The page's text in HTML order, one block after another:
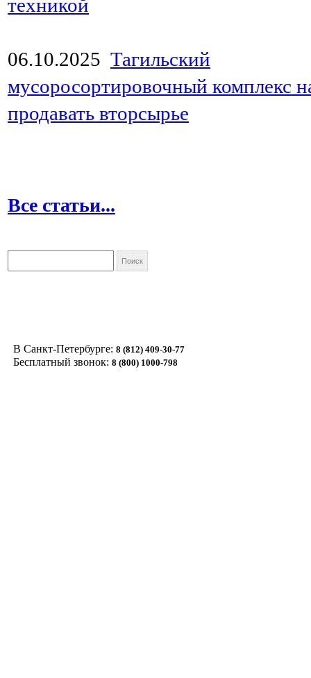
техникой
06.10.2025 Тагильский
мусоросортировочный комплекс
продавать вторсырье
Все статьи...
В Санкт-Петербурге: 8 (812) 409-30-77
Бесплатный звонок: 8 (800) 1000-798